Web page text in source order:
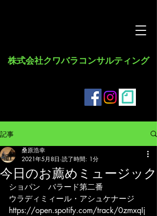
​株式会社クワバラコンサルティング
記事
今日のお薦めミュージック
桑原浩幸
2021年5月8日 読了時間: 1分
ショパン　バラード第二番
ウラディミィール・アシュケナージ
https://open.spotify.com/track/0zmxqIj